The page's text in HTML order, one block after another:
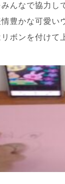
んなで協力し
豊かな可愛い
ボンを付け